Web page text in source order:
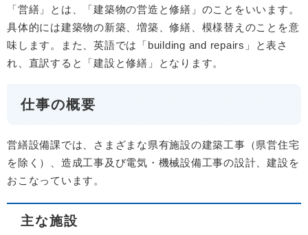
「営繕」とは、「建築物の営造と修繕」のことをいいます。
具体的には建築物の新築、増築、修繕、模様替えのことを意
味します。また、英語では「building and repairs」と表さ
れ、直訳すると「建設と修繕」となります。
仕事の概要
営繕設備課では、さまざまな県有施設の建築工事（県営住宅
を除く）、造成工事及び電気・機械設備工事の設計、建設を
おこなっています。
主な施設